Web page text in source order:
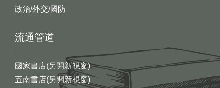
政治/外交/國防
流通管道
國家書店(另開新視窗)
五南書店(另開新視窗)